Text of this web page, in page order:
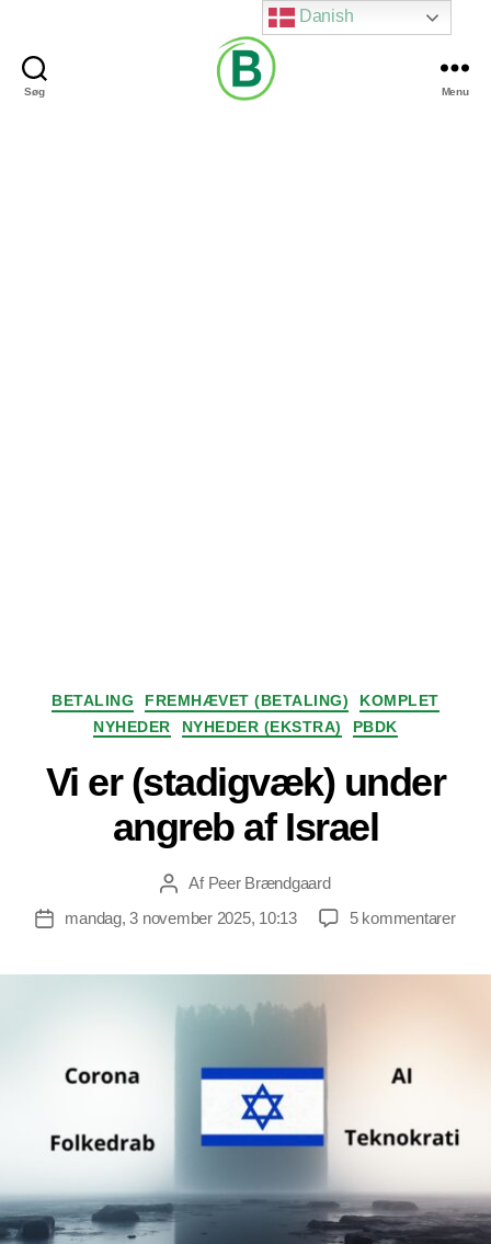
Søg Menu
Kategorier
BETALING FREMHÆVET (BETALING)
KOMPLET
NYHEDER
NYHEDER (EKSTRA) PBDK
Vi er (stadigvæk) under
angreb af Israel
Indlægsforfatter
Af Peer Brændgaard
Indlægsdato
mandag, 3 november 2025, 10:13 5 kommentarertil
Danish